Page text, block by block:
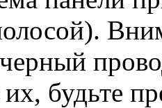
их, будьте